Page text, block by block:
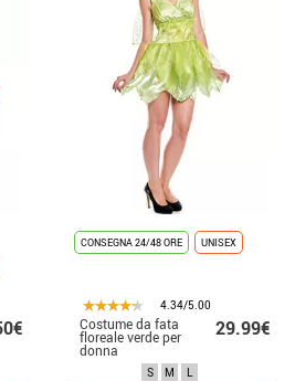
CONSEGNA 24/48 ORE UNISEX
4.34/5.00
Costume da fata
floreale verde per
donna
29.99€
S M L